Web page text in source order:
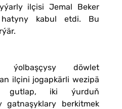
ilçisi Jemal Beker
kabul etdi. Bu
ýolbaşçysy döwlet
ilçini jogapkärli wezipä
gutlap, iki ýurduň
gatnaşyklary berkitmek